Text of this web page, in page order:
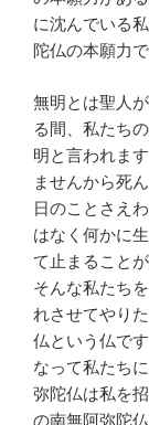
に沈んでいる
陀仏の本願力
無明とは聖人
る間、私たち
明と言われま
ませんから死
日のことさえ
はなく何かに
て止まること
そんな私たち
れさせてやり
仏という仏で
なって私たち
弥陀仏は私を
の南無阿弥陀